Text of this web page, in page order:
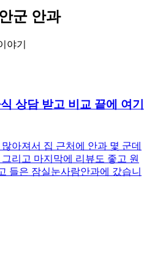
군 안과
야기
상담 받고 비교 끝에 여기
아져서 집 근처에 안과 몇 군데
리고 마지막에 리뷰도 좋고 원
들은 잠실눈사람안과에 갔습니